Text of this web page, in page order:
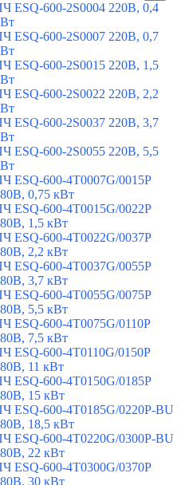
ESQ-600-2S0004 220В, 0,4
ESQ-600-2S0007 220В, 0,7
ESQ-600-2S0015 220В, 1,5
ESQ-600-2S0022 220В, 2,2
ESQ-600-2S0037 220В, 3,7
ESQ-600-2S0055 220В, 5,5
ESQ-600-4T0007G/0015P
0,75 кВт
ESQ-600-4T0015G/0022P
1,5 кВт
ESQ-600-4T0022G/0037P
2,2 кВт
ESQ-600-4T0037G/0055P
3,7 кВт
ESQ-600-4T0055G/0075P
5,5 кВт
ESQ-600-4T0075G/0110P
7,5 кВт
ESQ-600-4T0110G/0150P
11 кВт
ESQ-600-4T0150G/0185P
15 кВт
ESQ-600-4T0185G/0220P-BU
18,5 кВт
ESQ-600-4T0220G/0300P-BU
22 кВт
ESQ-600-4T0300G/0370P
30 кВт